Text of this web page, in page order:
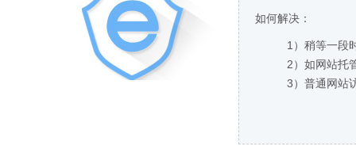
如何解决：
1）稍等一段
2）如网站托
3）普通网站